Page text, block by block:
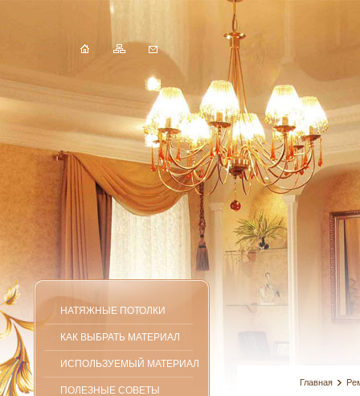
НАТЯЖНЫЕ ПОТОЛКИ
КАК ВЫБРАТЬ МАТЕРИАЛ
ИСПОЛЬЗУЕМЫЙ МАТЕРИАЛ
ПОЛЕЗНЫЕ СОВЕТЫ
Главная